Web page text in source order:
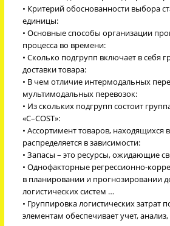
• Критерий обоснованности выбора
единицы:
• Основные способы организации
процесса во времени:
• Сколько подгрупп включает в себя
доставки товара:
• В чем отличие интермодальных
мультимодальных перевозок:
• Из скольких подгрупп состоит
«С–СOST»:
• Ассортимент товаров, находящихся
распределяется в зависимости:
• Запасы – это ресурсы, ожидающие
• Однофакторные регрессионно-
в планировании и прогнозировании
логистических систем …
• Группировка логистических затрат
элементам обеспечивает учет,